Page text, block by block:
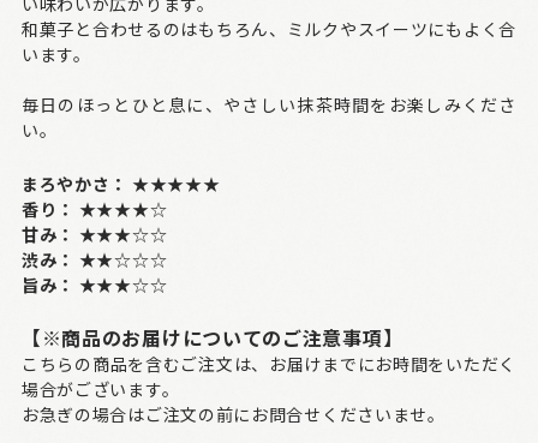
和菓子と合わせるのはもちろん、ミルクやスイーツにもよく合
います。
毎日のほっとひと息に、やさしい抹茶時間をお楽しみくださ
い。
まろやかさ： ★★★★★
香り： ★★★★☆
甘み： ★★★☆☆
渋み： ★★☆☆☆
旨み： ★★★☆☆
【※商品のお届けについてのご注意事項】
こちらの商品を含むご注文は、お届けまでにお時間をいただく
場合がございます。
お急ぎの場合はご注文の前にお問合せくださいませ。